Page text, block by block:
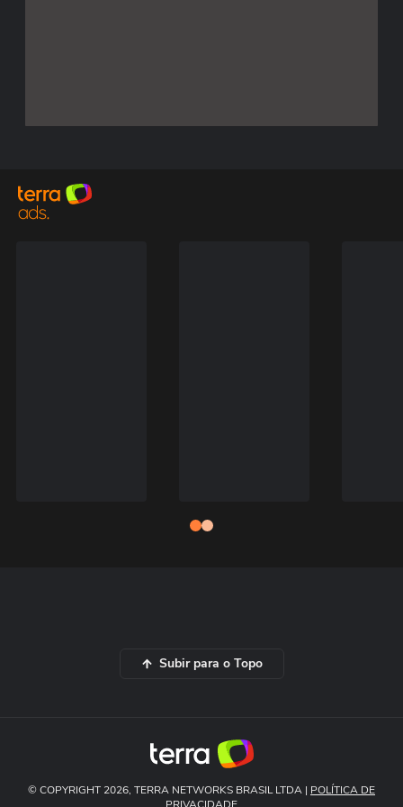
Subir para o Topo
© COPYRIGHT 2026, TERRA NETWORKS BRASIL LTDA | POLÍTICA DE